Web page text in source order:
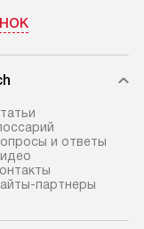
техники,
ошибки и
предполагают,
установленной
слива.
и ответы
партнеры